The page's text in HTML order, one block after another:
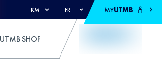
KM FR MYUTMB
UTMB SHOP